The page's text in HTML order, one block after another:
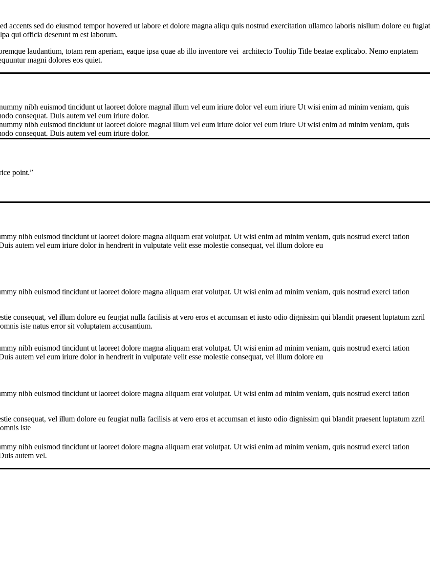
accents sed do eiusmod tempor hovered ut labore et dolore magna aliqu quis nostrud exercitation ullamco laboris nisllum dolore eu fugiat
qui officia deserunt m est laborum.
laudantium, totam rem aperiam, eaque ipsa quae ab illo inventore vei architecto Tooltip Title beatae explicabo. Nemo enptatem
magni dolores eos quiet.
nibh euismod tincidunt ut laoreet dolore magnal illum vel eum iriure dolor vel eum iriure Ut wisi enim ad minim veniam, quis
consequat. Duis autem vel eum iriure dolor.
nibh euismod tincidunt ut laoreet dolore magnal illum vel eum iriure dolor vel eum iriure Ut wisi enim ad minim veniam, quis
consequat. Duis autem vel eum iriure dolor.
point.”
nibh euismod tincidunt ut laoreet dolore magna aliquam erat volutpat. Ut wisi enim ad minim veniam, quis nostrud exerci tation
autem vel eum iriure dolor in hendrerit in vulputate velit esse molestie consequat, vel illum dolore eu
nibh euismod tincidunt ut laoreet dolore magna aliquam erat volutpat. Ut wisi enim ad minim veniam, quis nostrud exerci tation
consequat, vel illum dolore eu feugiat nulla facilisis at vero eros et accumsan et iusto odio dignissim qui blandit praesent luptatum zzril
iste natus error sit voluptatem accusantium.
nibh euismod tincidunt ut laoreet dolore magna aliquam erat volutpat. Ut wisi enim ad minim veniam, quis nostrud exerci tation
autem vel eum iriure dolor in hendrerit in vulputate velit esse molestie consequat, vel illum dolore eu
nibh euismod tincidunt ut laoreet dolore magna aliquam erat volutpat. Ut wisi enim ad minim veniam, quis nostrud exerci tation
consequat, vel illum dolore eu feugiat nulla facilisis at vero eros et accumsan et iusto odio dignissim qui blandit praesent luptatum zzril
iste
nibh euismod tincidunt ut laoreet dolore magna aliquam erat volutpat. Ut wisi enim ad minim veniam, quis nostrud exerci tation
autem vel.